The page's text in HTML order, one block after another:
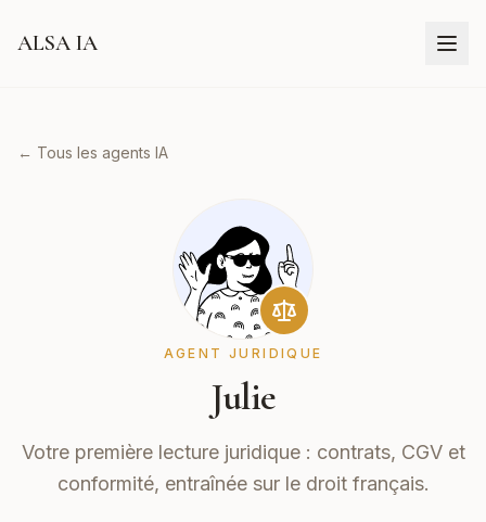
ALSA IA
← Tous les agents IA
AGENT JURIDIQUE
Julie
Votre première lecture juridique : contrats, CGV et
conformité, entraînée sur le droit français.